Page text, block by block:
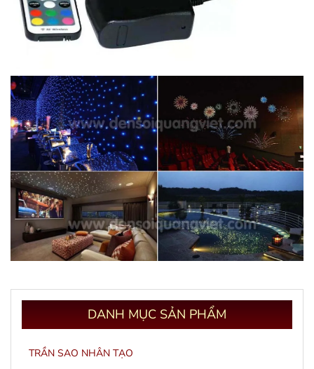
DANH MỤC SẢN PHẨM
TRẦN SAO NHÂN TẠO